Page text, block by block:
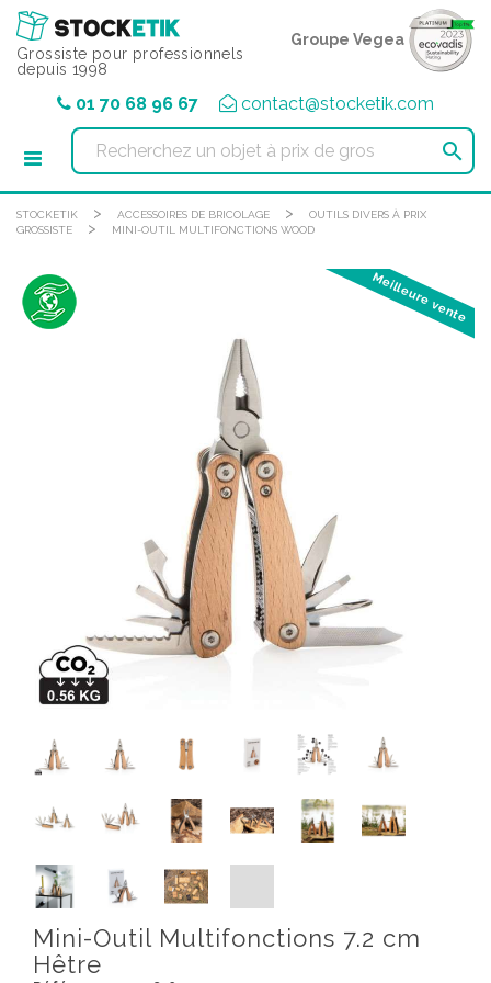
Grossiste pour professionnels
depuis 1998
Groupe Vegea
01 70 68 96 67 contact@stocketik.com

STOCKETIK > ACCESSOIRES DE BRICOLAGE >
OUTILS DIVERS À PRIX
GROSSISTE
> MINI-OUTIL MULTIFONCTIONS WOOD
Meilleure vente
Mini-Outil Multifonctions 7.2 cm
Hêtre
Panneau de gestion des cookies